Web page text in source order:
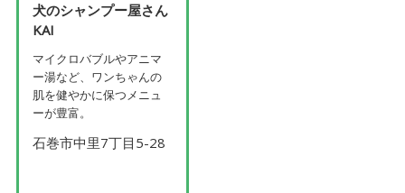
犬のシャンプー屋さん
KAI
マイクロバブルやアニマ
ー湯など、ワンちゃんの
肌を健やかに保つメニュ
ーが豊富。
石巻市中里7丁目5-28